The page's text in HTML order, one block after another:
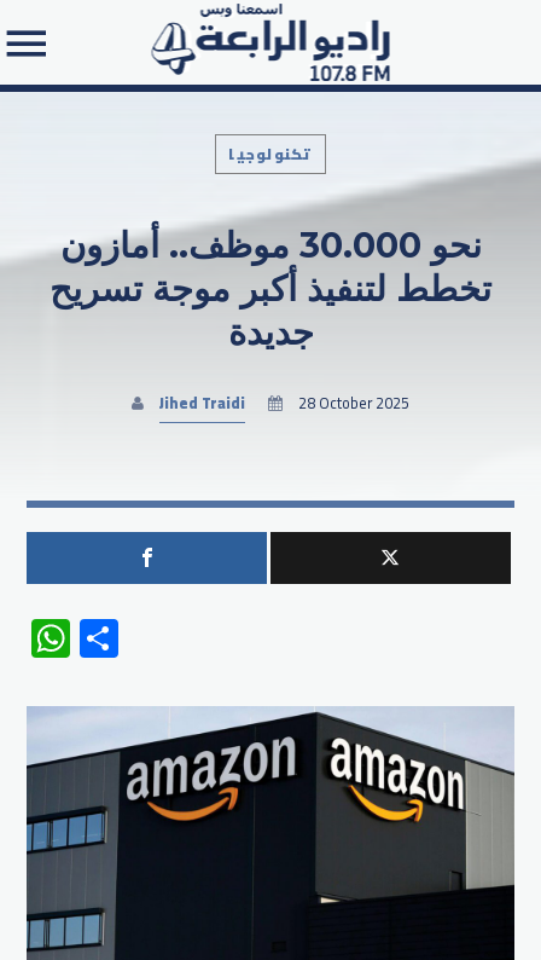
Search in the website:
تكنولوجيا
نحو 30.000 موظف.. أمازون
تخطط لتنفيذ أكبر موجة تسريح
جديدة
Jihed Traidi 28 October 2025
WhatsApp